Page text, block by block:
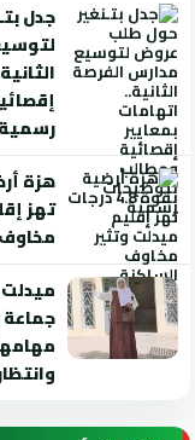
جدل
رسمية
تهز